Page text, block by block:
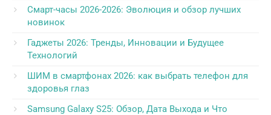
Смарт-часы 2026-2026: Эволюция и обзор лучших
новинок
Гаджеты 2026: Тренды, Инновации и Будущее
Технологий
ШИМ в смартфонах 2026: как выбрать телефон для
здоровья глаз
Samsung Galaxy S25: Обзор, Дата Выхода и Что